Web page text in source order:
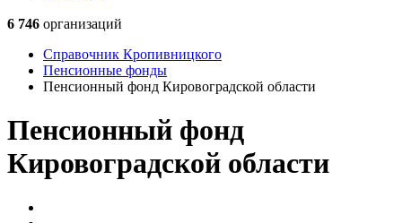
6 746 организаций
Справочник Кропивницкого
Пенсионные фонды
Пенсионный фонд Кировоградской области
Пенсионный фонд
Кировоградской области